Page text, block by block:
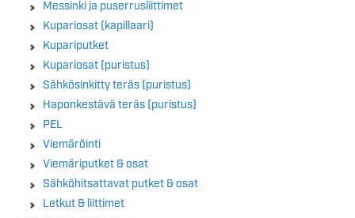
Messinki ja puserrusliittimet
Kupariosat (kapillaari)
Kupariputket
Kupariosat (puristus)
Sähkösinkitty teräs (puristus)
Haponkestävä teräs (puristus)
PEL
Viemäröinti
Viemäriputket & osat
Sähköhitsattavat putket & osat
Letkut & liittimet